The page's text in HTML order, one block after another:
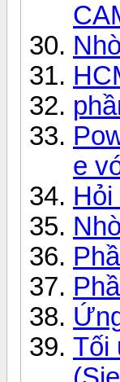
e
Tối